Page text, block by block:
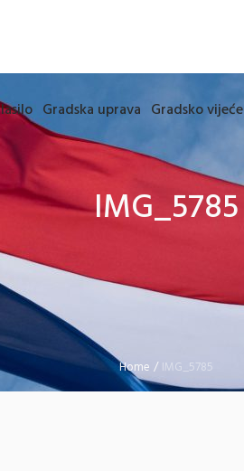
Gradska uprava Gradsko vijeće
IMG_5785
Home /IMG_5785